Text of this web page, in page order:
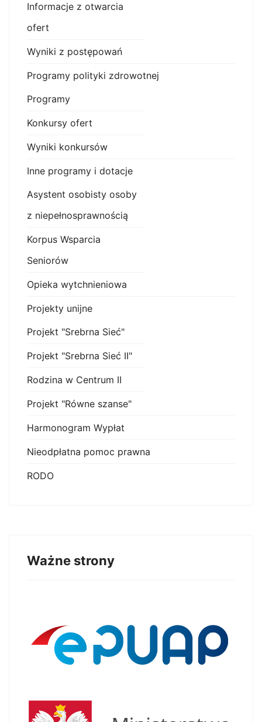
Informacje z otwarcia
ofert
Wyniki z postępowań
Programy polityki zdrowotnej
Programy
Konkursy ofert
Wyniki konkursów
Inne programy i dotacje
Asystent osobisty osoby
z niepełnosprawnością
Korpus Wsparcia
Seniorów
Opieka wytchnieniowa
Projekty unijne
Projekt "Srebrna Sieć"
Projekt "Srebrna Sieć II"
Rodzina w Centrum II
Projekt "Równe szanse"
Harmonogram Wypłat
Nieodpłatna pomoc prawna
RODO
Ważne strony